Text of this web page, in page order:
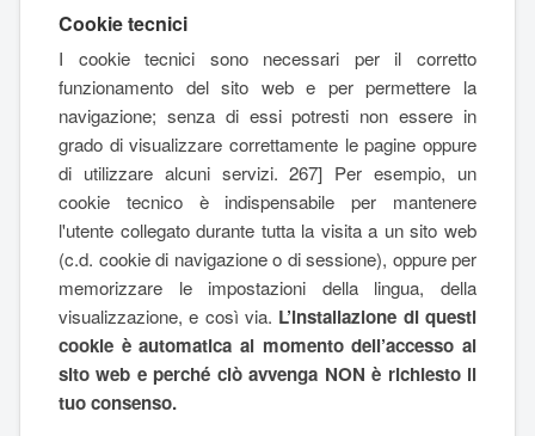
Cookie tecnici
I cookie tecnici sono necessari per il corretto
funzionamento del sito web e per permettere la
navigazione; senza di essi potresti non essere in
grado di visualizzare correttamente le pagine oppure
di utilizzare alcuni servizi. 267] Per esempio, un
cookie tecnico è indispensabile per mantenere
l'utente collegato durante tutta la visita a un sito web
(c.d. cookie di navigazione o di sessione), oppure per
memorizzare le impostazioni della lingua, della
visualizzazione, e così via. L’installazione di questi
cookie è automatica al momento dell’accesso al
sito web e perché ciò avvenga NON è richiesto il
tuo consenso.